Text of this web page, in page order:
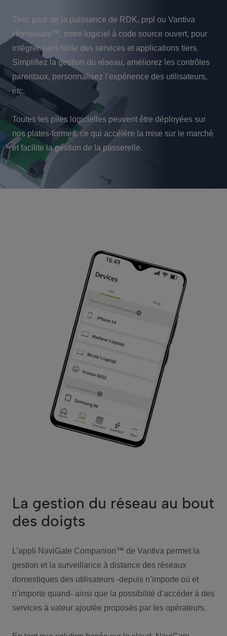
Tirez parti de la puissance de RDK, prpl ou Vantiva
Homeware™, notre logiciel à code source ouvert, pour
intégrer sans faille des services et applications tiers.
Simplifiez la gestion du réseau, améliorez les contrôles
parentaux, personnalisez l’expérience des utilisateurs,
etc.
Toutes les piles logicielles peuvent être déployées sur
nos plates-formes, ce qui accélère la mise sur le marché
et facilite la gestion de la passerelle.
La gestion du réseau au bout
des doigts
L’appli NaviGate Companion™ de Vantiva permet la
gestion et la surveillance à distance des réseaux
domestiques des utilisateurs -depuis n’importe où et
n’importe quand- ainsi que la possibilité d’accéder à des
services à valeur ajoutée proposés par les opérateurs.